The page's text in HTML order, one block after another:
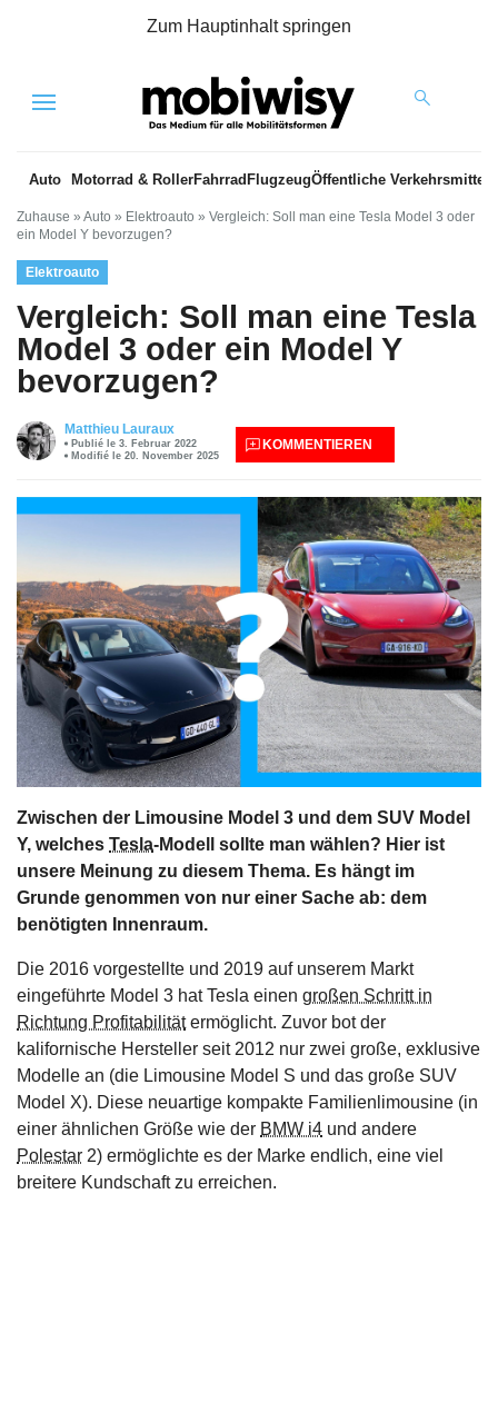
Zum Hauptinhalt springen
Menu
Auto Motorrad & RollerFahrrad FlugzeugÖffentliche Verkehrsmittel
Zuhause » Auto » Elektroauto » Vergleich: Soll man eine Tesla Model 3 oder
ein Model Y bevorzugen?
Elektroauto
Vergleich: Soll man eine Tesla
Model 3 oder ein Model Y
bevorzugen?
Matthieu Lauraux
Publié le 3. Februar 2022
Modifié le 20. November 2025
KOMMENTIEREN
Zwischen der Limousine Model 3 und dem SUV Model
Y, welches Tesla-Modell sollte man wählen? Hier ist
unsere Meinung zu diesem Thema. Es hängt im
Grunde genommen von nur einer Sache ab: dem
benötigten Innenraum.
Die 2016 vorgestellte und 2019 auf unserem Markt
eingeführte Model 3 hat Tesla einen großen Schritt in
Richtung Profitabilitätermöglicht. Zuvor bot der
kalifornische Hersteller seit 2012 nur zwei große, exklusive
Modelle an (die Limousine Model S und das große SUV
Model X). Diese neuartige kompakte Familienlimousine (in
einer ähnlichen Größe wie der BMW i4 und andere
Polestar 2) ermöglichte es der Marke endlich, eine viel
breitere Kundschaft zu erreichen.